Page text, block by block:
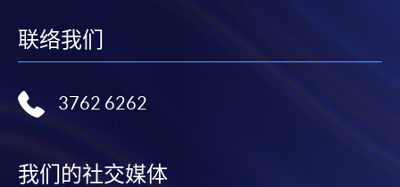
联络我们
3762 6262
我们的社交媒体